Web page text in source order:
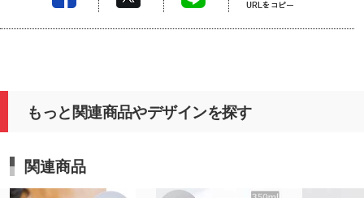
もっと関連商品やデザインを探す
関連商品